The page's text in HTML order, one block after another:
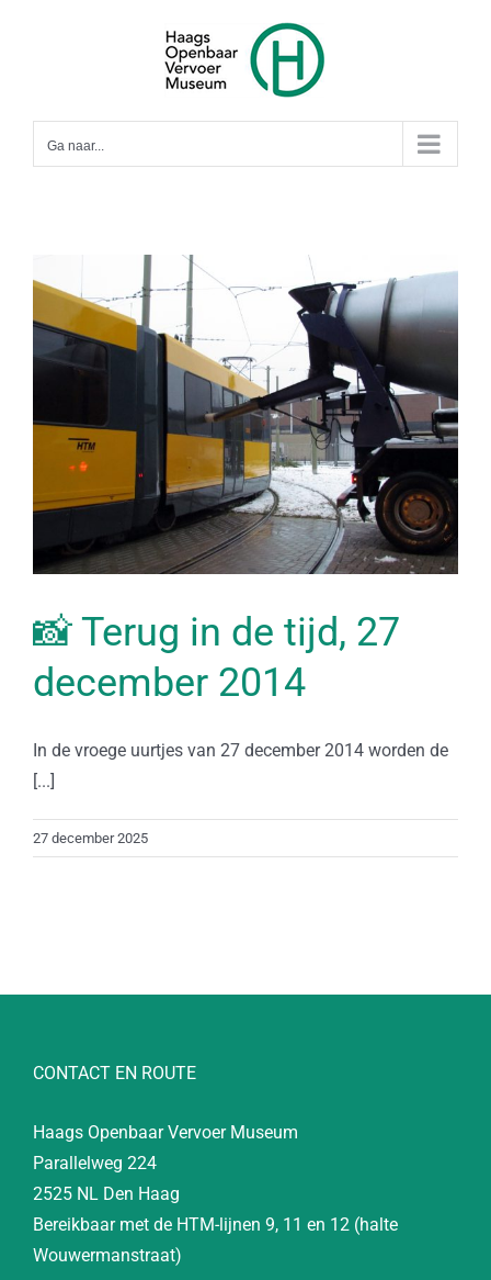
Ga naar...
📸 Terug in de tijd, 27
december 2014
In de vroege uurtjes van 27 december 2014 worden de
[...]
27 december 2025
CONTACT EN ROUTE
Haags Openbaar Vervoer Museum
Parallelweg 224
2525 NL Den Haag
Bereikbaar met de HTM-lijnen 9, 11 en 12 (halte
Wouwermanstraat)